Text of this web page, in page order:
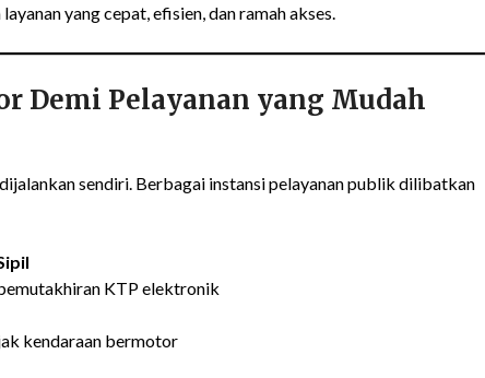
yang cepat, efisien, dan ramah akses.
Demi Pelayanan yang Mudah
sendiri. Berbagai instansi pelayanan publik dilibatkan
KTP elektronik
kendaraan bermotor